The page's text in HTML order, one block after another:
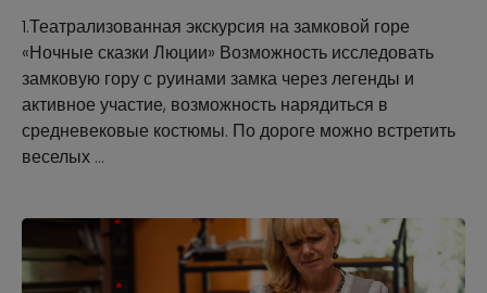
1.Театрализованная экскурсия на замковой горе
«Ночные сказки Люции» Возможность исследовать
замковую гору с руинами замка через легенды и
активное участие, возможность нарядиться в
средневековые костюмы. По дороге можно встретить
веселых …